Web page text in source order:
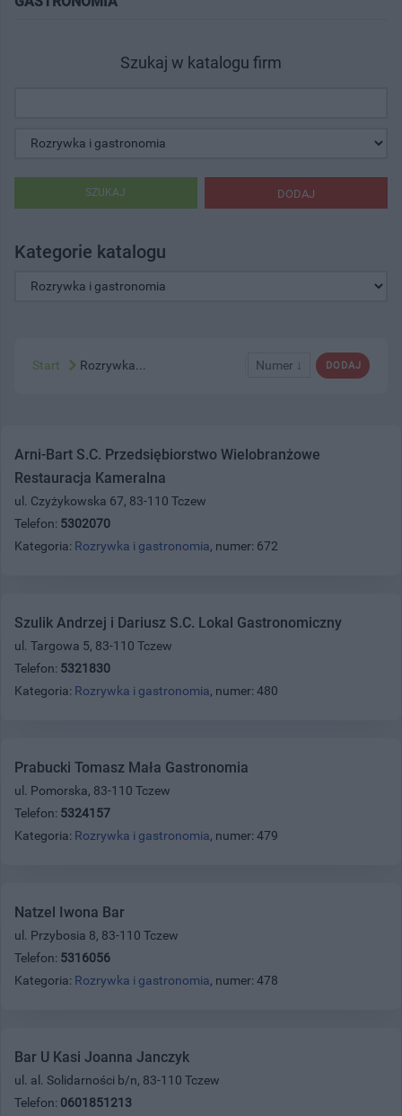
Szukaj w katalogu firm
DODAJ
SZUKAJ
Kategorie katalogu
DODAJ
Numer ↓
Start Rozrywka...
Arni-Bart S.C. Przedsiębiorstwo Wielobranżowe
Restauracja Kameralna
ul. Czyżykowska 67, 83-110 Tczew
Telefon: 5302070
Kategoria: Rozrywka i gastronomia, numer: 672
Szulik Andrzej i Dariusz S.C. Lokal Gastronomiczny
ul. Targowa 5, 83-110 Tczew
Telefon: 5321830
Kategoria: Rozrywka i gastronomia, numer: 480
Prabucki Tomasz Mała Gastronomia
ul. Pomorska, 83-110 Tczew
Telefon: 5324157
Kategoria: Rozrywka i gastronomia, numer: 479
Natzel Iwona Bar
ul. Przybosia 8, 83-110 Tczew
Telefon: 5316056
Kategoria: Rozrywka i gastronomia, numer: 478
Bar U Kasi Joanna Janczyk
ul. al. Solidarności b/n, 83-110 Tczew
Telefon: 0601851213